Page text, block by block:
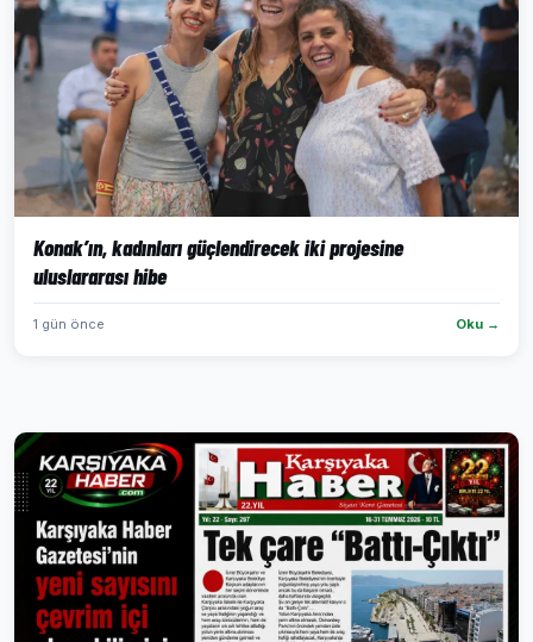
Konak’ın, kadınları güçlendirecek iki projesine
uluslararası hibe
1 gün önce Oku →